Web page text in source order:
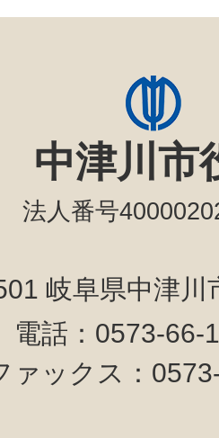
中津川市
法人番号
岐阜県中津
電話：0573-
ァックス：